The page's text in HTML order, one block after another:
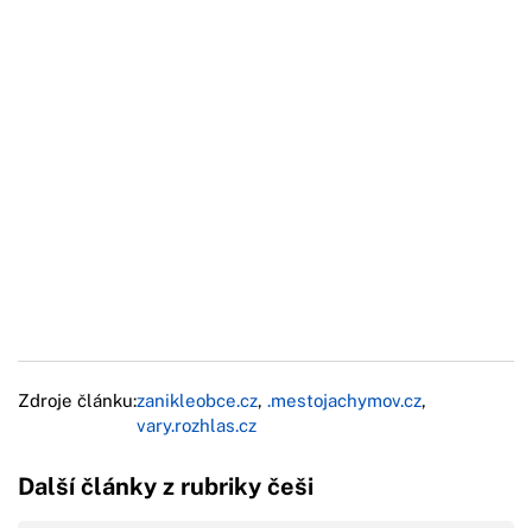
Zdroje článku:zanikleobce.cz, .mestojachymov.cz,
vary.rozhlas.cz
Další články z rubriky češi